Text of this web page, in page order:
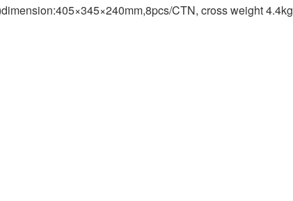
CTN, cross weight 4.4kg